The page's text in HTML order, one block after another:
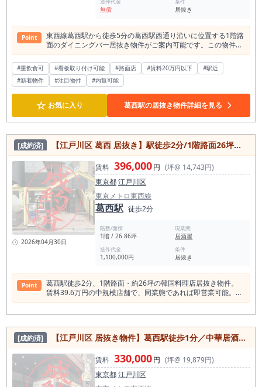
物件です。葛西駅徒歩4分、ラーメン店が集まる駅前飲食エリ
で、あえてラーメンで勝負したい方におすすめの募集案件で
す。
無償 居抜き
Point
東西線葛西駅から徒歩5分の葛西駅西通り沿いに位置する1階路
面のダイニングバー居抜き物件がご案内可能です。この物件は
間口が広く、看板も大きく掲出可能で視認性が良好です。業態
についてはご相談いただけますので、お好みやニーズに合わせ
て柔軟に対応いたします。 ただし、営業時間に関しては24時
までの制限がございますので、ご注意ください。周辺には商業
施設や飲食店が多く、賑やかなエリアに位置しています。新し
いお店をオープンされる方や、立地条件に優れた物件をお探し
の方におすすめです。詳細や内覧のご希望など、お気軽にお問
い合わせください。物件の詳細や条件についてお伝えいたしま
屋 114店 和食 104店 洋食・西洋料理 42店 中華料理
28店 バー 27店 カフェ 24店 ラーメン店 24店 焼
肉ホルモン 22店 アジアエスニック 18店 スイーツ店 17店 パ
ン・サンドイッチ 12店 カレー 11店 パン・サンドイッチ 10店
＜葛西駅周辺スポット情報＞ ROCKLANDS（ロックランズ）
長島一号公園 滝野公園 仲町公園 正應寺 地下鉄博物館 葛西東公
園 新田公園 江戸川区葛西ラグビースポーツパーク 南葛西少年
野球広場 フラワーガーデン 総合レクリエーション公園 新左近
川親水公園 江戸川区自然動物園 なぎさ公園 葛西臨海水族園 ダ
イヤと花の大観覧車 葛西臨海公園発着場 臨海球技場野球場 ロ
ッテ葛西ゴルフ ＜葛西駅1日平均乗降客数＞ 東京メトロ東西線
葛西駅 95,955人（2023年度）
#重飲食可 #看板取り付け可能 #路面店 #賃料20万円以下
#駅近
#新着物件
#注目物件 #内覧可能
☆ お気に入り 葛西駅の居抜き物件詳細を見る
[成約済] 【江戸川区 葛西 居抜き】駅徒歩2分/1階路面26坪・賃料39.6万円/韓国料理店居抜き（競合少・即営業可）
2026年04月30日
賃料 396,000円 (坪@ 14,743円)
東京都江戸川区
東京メトロ東西線
葛西駅 徒歩2分
階数/面積
1階 / 26.86坪
現業態
居酒屋
造作代金
1,100,000円
条件
居抜き
Point
葛西駅徒歩2分、1階路面・約26坪の韓国料理店居抜き物件。
賃料39.6万円の中規模店舗で、同業態であれば即営業可能。駅
利用者約10万人の生活導線上に位置し、周辺飲食店301件の中
万人が利用する生活導線の中心立地 本物件は、東京メトロ東西
線「葛西駅」徒歩2分の好立地に位置しています。 葛西駅は1
日平均約9万9,000人が利用する高利用駅であり、江戸川区内で
も安定した人の流れがあるエリアです。 特に葛西は、都心への
通勤者が多いベッドタウンとしての性格が強く、 ・朝夕の通勤
導線 ・平日夜の外食需要 ・週末のファミリー利用 といった“日
[成約済] 【江戸川区 居抜き物件】葛西駅徒歩1分／中華居酒屋居抜き16坪／駅前角地・看板多数で視認性◎／葛西飲食店居抜き／飲食店開業向け貸店舗
賃料 330,000円 (坪@ 19,879円)
東京都江戸川区